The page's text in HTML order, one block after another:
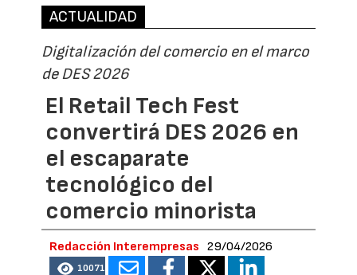
ACTUALIDAD
Digitalización del comercio en el marco
de DES 2026
El Retail Tech Fest
convertirá DES 2026 en
el escaparate
tecnológico del
comercio minorista
Redacción Interempresas 29/04/2026
10071